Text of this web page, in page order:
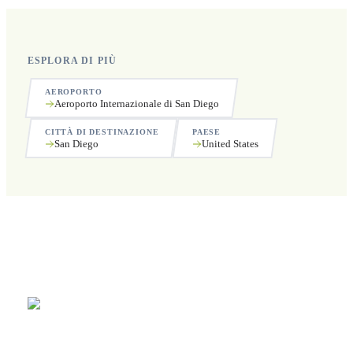
ESPLORA DI PIÙ
AEROPORTO
Aeroporto Internazionale di San Diego
CITTÀ DI DESTINAZIONE
San Diego
PAESE
United States